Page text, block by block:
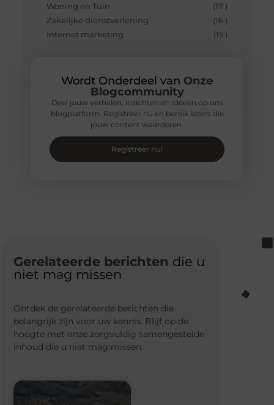
Woning en Tuin
(17 )
Zakelijke dienstverlening
(16 )
Internet marketing
(15 )
Wordt Onderdeel van Onze
Blogcommunity
Deel jouw verhalen, inzichten en ideeën op ons
blogplatform. Registreer nu en bereik lezers die
jouw content waarderen.
Registreer nu!
Gerelateerde berichten die u
niet mag missen
Ontdek de gerelateerde berichten die
belangrijk zijn voor uw kennis. Blijf op de
hoogte met onze zorgvuldig samengestelde
inhoud die u niet mag missen.